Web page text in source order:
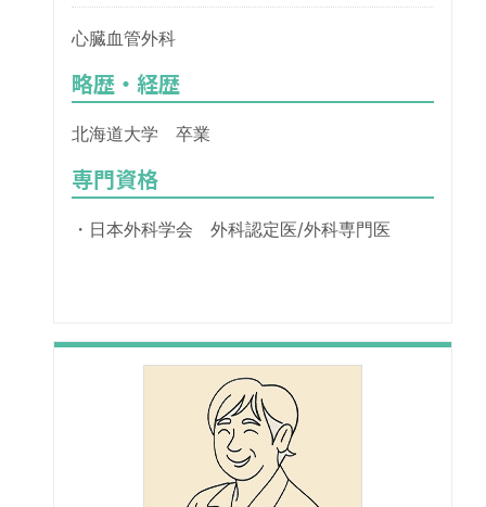
心臓血管外科
略歴・経歴
北海道大学 卒業
専門資格
・日本外科学会 外科認定医/外科専門医